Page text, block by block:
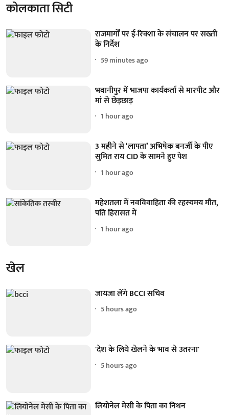
कोलकाता सिटी
राजमार्गों पर ई-रिक्शा के संचालन पर सख्ती
के निर्देश
59 minutes ago
भवानीपुर में भाजपा कार्यकर्ता से मारपीट और
मां से छेड़छाड़
1 hour ago
3 महीने से ‘लापता’ अभिषेक बनर्जी के पीए
सुमित राय CID के सामने हुए पेश
1 hour ago
महेशतला में नवविवाहिता की रहस्यमय मौत,
पति हिरासत में
1 hour ago
खेल
जायजा लेंगे BCCI सचिव
5 hours ago
'देश के लिये खेलने के भाव से उतरना'
5 hours ago
लियोनेल मेसी के पिता का निधन